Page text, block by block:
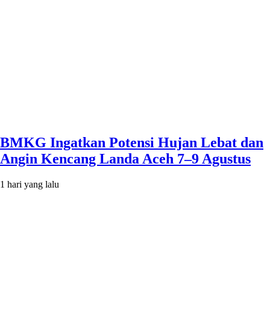
BMKG Ingatkan Potensi Hujan Lebat dan
Angin Kencang Landa Aceh 7–9 Agustus
1 hari yang lalu